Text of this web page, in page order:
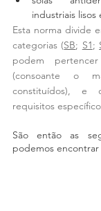
industriais
Esta norma divide
categorias (SB; S1;
podem
(consoante o
constituídos), e
requisitos
São então as
podemos